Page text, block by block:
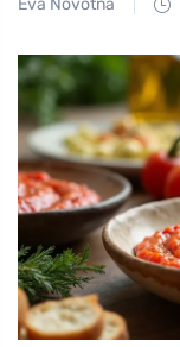
Eva Novotná